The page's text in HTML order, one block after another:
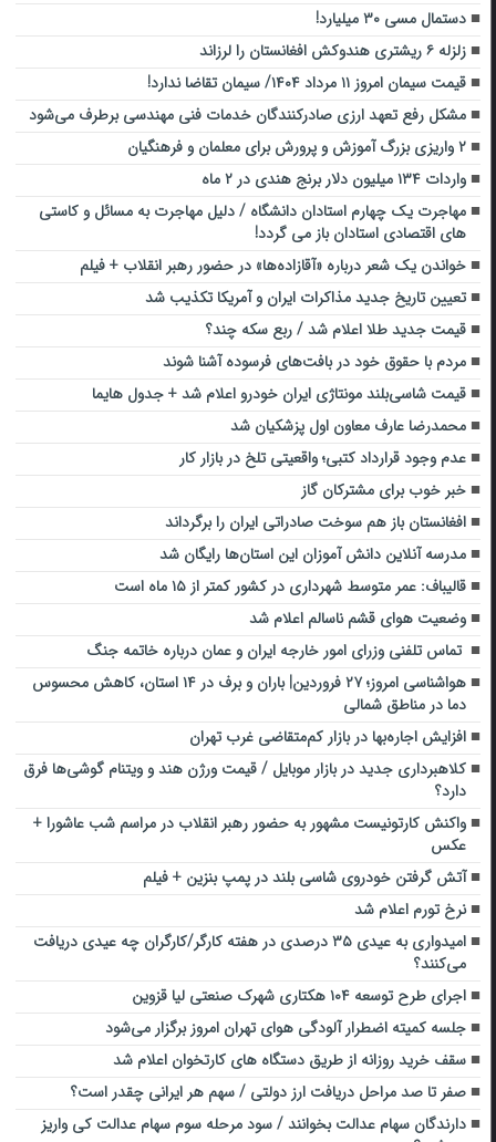
دستمال مسی ۳۰ میلیارد!
زلزله ۶ ریشتری هندوکش افغانستان را لرزاند
قیمت سیمان امروز ۱۱ مرداد ۱۴۰۴/ سیمان تقاضا ندارد!
مشکل رفع تعهد ارزی صادرکنندگان خدمات فنی‌ مهندسی برطرف می‌شود
۲ واریزی بزرگ آموزش و پرورش برای معلمان و فرهنگیان
واردات ۱۳۴ میلیون دلار برنج هندی در ۲ ماه
مهاجرت یک چهارم استادان دانشگاه / دلیل مهاجرت به مسائل و کاستی
های اقتصادی استادان باز می گردد!
خواندن یک شعر درباره «آقازاده‌ها» در حضور رهبر انقلاب + فیلم
تعیین تاریخ جدید مذاکرات ایران و آمریکا تکذیب شد
قیمت جدید طلا اعلام شد / ربع سکه چند؟
مردم با حقوق خود در بافت‌های فرسوده آشنا شوند
قیمت شاسی‌بلند مونتاژی ایران خودرو اعلام شد + جدول هایما
محمدرضا عارف معاون اول پزشکیان شد
عدم وجود قرارداد کتبی؛ واقعیتی تلخ در بازار کار
خبر خوب برای مشترکان گاز
افغانستان باز هم سوخت صادراتی ایران را برگرداند
مدرسه آنلاین دانش آموزان این استان‌ها رایگان شد
قالیباف: عمر متوسط شهرداری در کشور کمتر از ۱۵ ماه است
وضعیت هوای قشم ناسالم اعلام شد
تماس تلفنی وزرای امور خارجه ایران و عمان درباره خاتمه جنگ
هواشناسی امروز؛ ۲۷ فروردین| باران و برف در ۱۴ استان، کاهش محسوس
دما در مناطق شمالی
افزایش اجاره‌بها در بازار کم‌متقاضی غرب تهران
کلاهبرداری جدید در بازار موبایل / قیمت ورژن هند و ویتنام گوشی‌ها فرق
دارد؟
واکنش کارتونیست مشهور به حضور رهبر انقلاب در مراسم شب عاشورا +
عکس
آتش گرفتن خودروی شاسی بلند در پمپ بنزین + فیلم
نرخ تورم اعلام شد
امیدواری به عیدی ۳۵ درصدی در هفته کارگر/کارگران چه عیدی دریافت
می‌کنند؟
اجرای طرح توسعه ۱۰۴ هکتاری شهرک صنعتی لیا قزوین
جلسه کمیته اضطرار آلودگی هوای تهران امروز برگزار می‌شود
سقف خرید روزانه از طریق دستگاه‌ های کارتخوان اعلام شد
صفر تا صد مراحل دریافت ارز دولتی / سهم هر ایرانی چقدر است؟
دارندگان سهام عدالت بخوانند / سود مرحله سوم سهام عدالت کی واریز